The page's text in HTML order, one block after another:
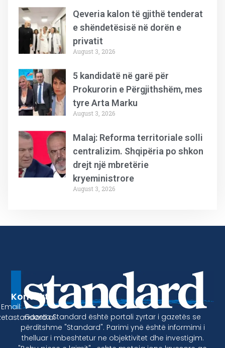
Qeveria kalon të gjithë tenderat
e shëndetësisë në dorën e
privatit
August 3, 2026
5 kandidatë në garë për
Prokurorin e Përgjithshëm, mes
tyre Arta Marku
August 3, 2026
Malaj: Reforma territoriale solli
centralizim. Shqipëria po shkon
drejt një mbretërie
kryeministrore
August 3, 2026
Gazeta Standard është portali zyrtar i gazetës se
përditshme "Standard". Parimi ynë është informimi i
thelluar i mbeshtetur ne objektivitet dhe investigim.
Kontakt
Email: